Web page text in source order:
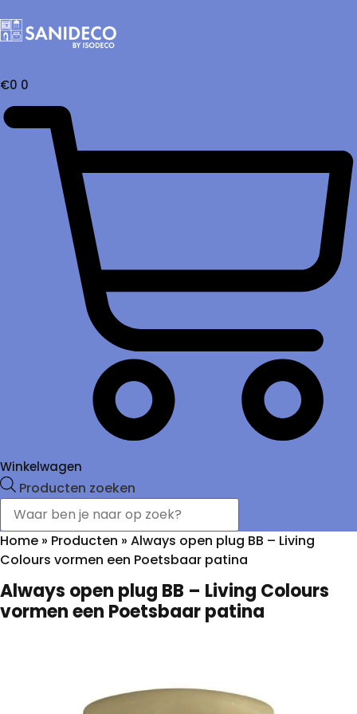
€0 0
Winkelwagen
Producten zoeken
Home » Producten » Always open plug BB – Living
Colours vormen een Poetsbaar patina
Always open plug BB – Living Colours
vormen een Poetsbaar patina